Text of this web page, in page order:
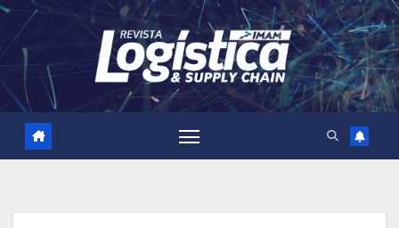
Skip
content